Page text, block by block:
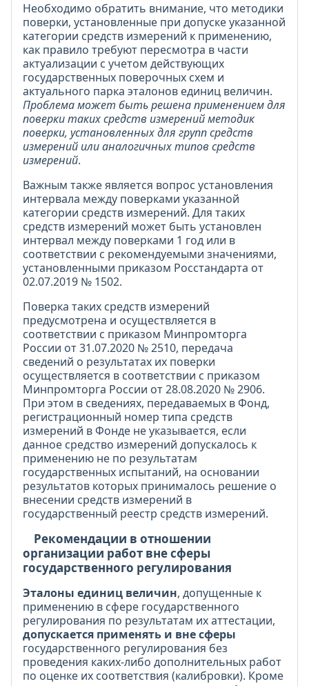
Необходимо обратить внимание, что методики
поверки, установленные при допуске указанной
категории средств измерений к применению,
как правило требуют пересмотра в части
актуализации с учетом действующих
государственных поверочных схем и
актуального парка эталонов единиц величин.
Проблема может быть решена применением для
поверки таких средств измерений методик
поверки, установленных для групп средств
измерений или аналогичных типов средств
измерений.
Важным также является вопрос установления
интервала между поверками указанной
категории средств измерений. Для таких
средств измерений может быть установлен
интервал между поверками 1 год или в
соответствии с рекомендуемыми значениями,
установленными приказом Росстандарта от
02.07.2019 № 1502.
Поверка таких средств измерений
предусмотрена и осуществляется в
соответствии с приказом Минпромторга
России от 31.07.2020 № 2510, передача
сведений о результатах их поверки
осуществляется в соответствии с приказом
Минпромторга России от 28.08.2020 № 2906.
При этом в сведениях, передаваемых в Фонд,
регистрационный номер типа средств
измерений в Фонде не указывается, если
данное средство измерений допускалось к
применению не по результатам
государственных испытаний, на основании
результатов которых принималось решение о
внесении средств измерений в
государственный реестр средств измерений.
Рекомендации в отношении
организации работ вне сферы
государственного регулирования
Эталоны единиц величин, допущенные к
применению в сфере государственного
регулирования по результатам их аттестации,
допускается применять и вне сферы
государственного регулирования без
проведения каких-либо дополнительных работ
по оценке их соответствия (калибровки). Кроме